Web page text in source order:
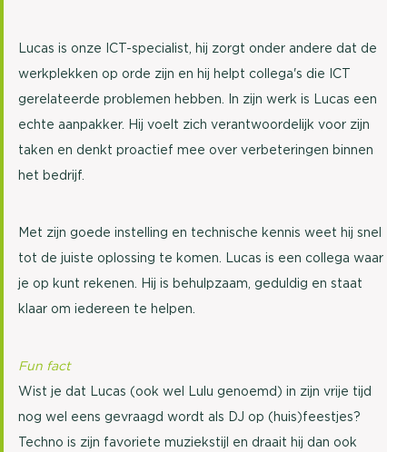
Lucas is onze ICT-specialist, hij zorgt onder andere dat de
werkplekken op orde zijn en hij helpt collega's die ICT
gerelateerde problemen hebben. In zijn werk is Lucas een
echte aanpakker. Hij voelt zich verantwoordelijk voor zijn
taken en denkt proactief mee over verbeteringen binnen
het bedrijf.
Met zijn goede instelling en technische kennis weet hij snel
tot de juiste oplossing te komen. Lucas is een collega waar
je op kunt rekenen. Hij is behulpzaam, geduldig en staat
klaar om iedereen te helpen.
Fun fact
Wist je dat Lucas (ook wel Lulu genoemd) in zijn vrije tijd
nog wel eens gevraagd wordt als DJ op (huis)feestjes?
Techno is zijn favoriete muziekstijl en draait hij dan ook